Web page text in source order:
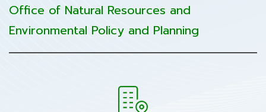
Office of Natural Resources and
Environmental Policy and Planning